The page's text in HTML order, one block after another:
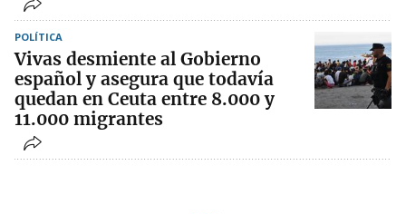
POLÍTICA
Vivas desmiente al Gobierno
español y asegura que todavía
quedan en Ceuta entre 8.000 y
11.000 migrantes